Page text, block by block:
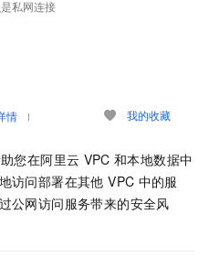
私网连接
情 我的收藏
您在阿里云 VPC 和本地数据中
访问部署在其他 VPC 中的服
公网访问服务带来的安全风